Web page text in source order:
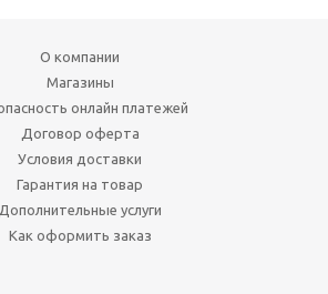
О компании
Магазины
онлайн платежей
Договор оферта
Условия доставки
Гарантия на товар
Дополнительные услуги
Как оформить заказ